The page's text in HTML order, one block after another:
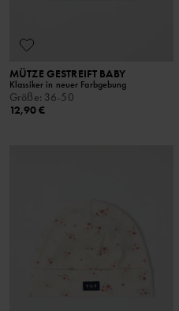
MÜTZE GESTREIFT BABY
Klassiker in neuer Farbgebung
Größe: 36-50
12,90 €